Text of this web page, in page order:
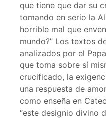
que tiene que dar su
tomando en serio la
horrible mal que
mundo?” Los textos
analizados por el
que toma sobre sí
crucificado, la
una respuesta de
como enseña en
“este designio divino